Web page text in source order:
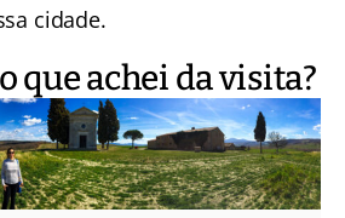
cidade.
que achei da visita?